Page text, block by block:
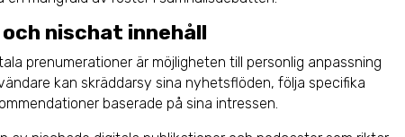
nischat innehåll
prenumerationer är möjligheten till personlig anpassning
kan skräddarsy sina nyhetsflöden, följa specifika
baserade på sina intressen.